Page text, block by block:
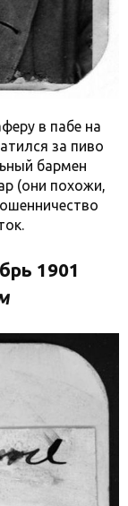
в пабе на
за пиво
бармен
(они похожи,
1901